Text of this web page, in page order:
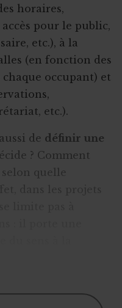
horaires,
pour le public,
etc.), à la
(en fonction des
occupant) et
etc.).
de définir une
? Comment
quelle